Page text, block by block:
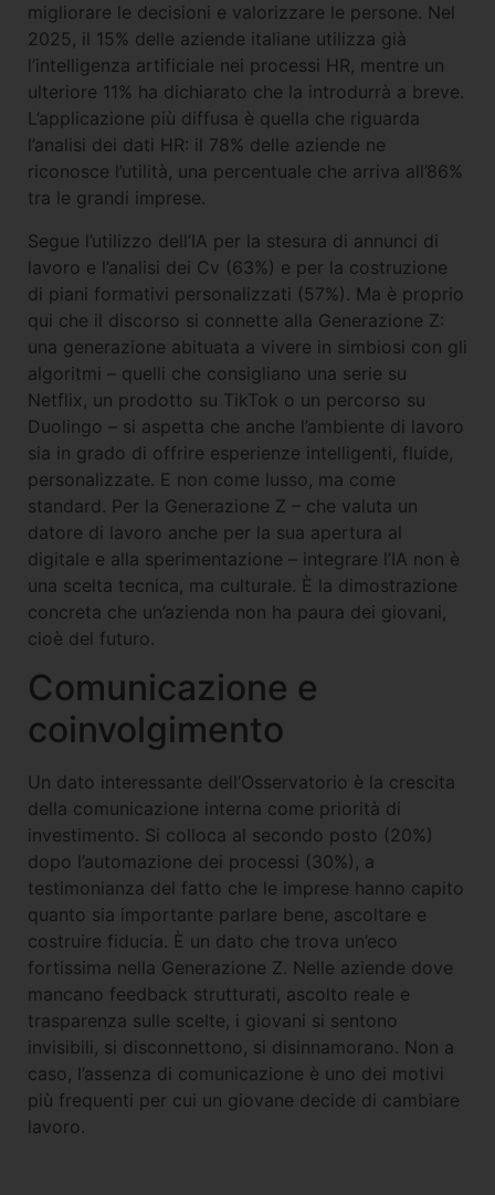
migliorare le decisioni e valorizzare le persone. Nel
2025, il 15% delle aziende italiane utilizza già
l’intelligenza artificiale nei processi HR, mentre un
ulteriore 11% ha dichiarato che la introdurrà a breve.
L’applicazione più diffusa è quella che riguarda
l’analisi dei dati HR: il 78% delle aziende ne
riconosce l’utilità, una percentuale che arriva all’86%
tra le grandi imprese.
Segue l’utilizzo dell’IA per la stesura di annunci di
lavoro e l’analisi dei Cv (63%) e per la costruzione
di piani formativi personalizzati (57%). Ma è proprio
qui che il discorso si connette alla Generazione Z:
una generazione abituata a vivere in simbiosi con gli
algoritmi – quelli che consigliano una serie su
Netflix, un prodotto su TikTok o un percorso su
Duolingo – si aspetta che anche l’ambiente di lavoro
sia in grado di offrire esperienze intelligenti, fluide,
personalizzate. E non come lusso, ma come
standard. Per la Generazione Z – che valuta un
datore di lavoro anche per la sua apertura al
digitale e alla sperimentazione – integrare l’IA non è
una scelta tecnica, ma culturale. È la dimostrazione
concreta che un’azienda non ha paura dei giovani,
cioè del futuro.
Comunicazione e
coinvolgimento
Un dato interessante dell’Osservatorio è la crescita
della comunicazione interna come priorità di
investimento. Si colloca al secondo posto (20%)
dopo l’automazione dei processi (30%), a
testimonianza del fatto che le imprese hanno capito
quanto sia importante parlare bene, ascoltare e
costruire fiducia. È un dato che trova un’eco
fortissima nella Generazione Z. Nelle aziende dove
mancano feedback strutturati, ascolto reale e
trasparenza sulle scelte, i giovani si sentono
invisibili, si disconnettono, si disinnamorano. Non a
caso, l’assenza di comunicazione è uno dei motivi
più frequenti per cui un giovane decide di cambiare
lavoro.